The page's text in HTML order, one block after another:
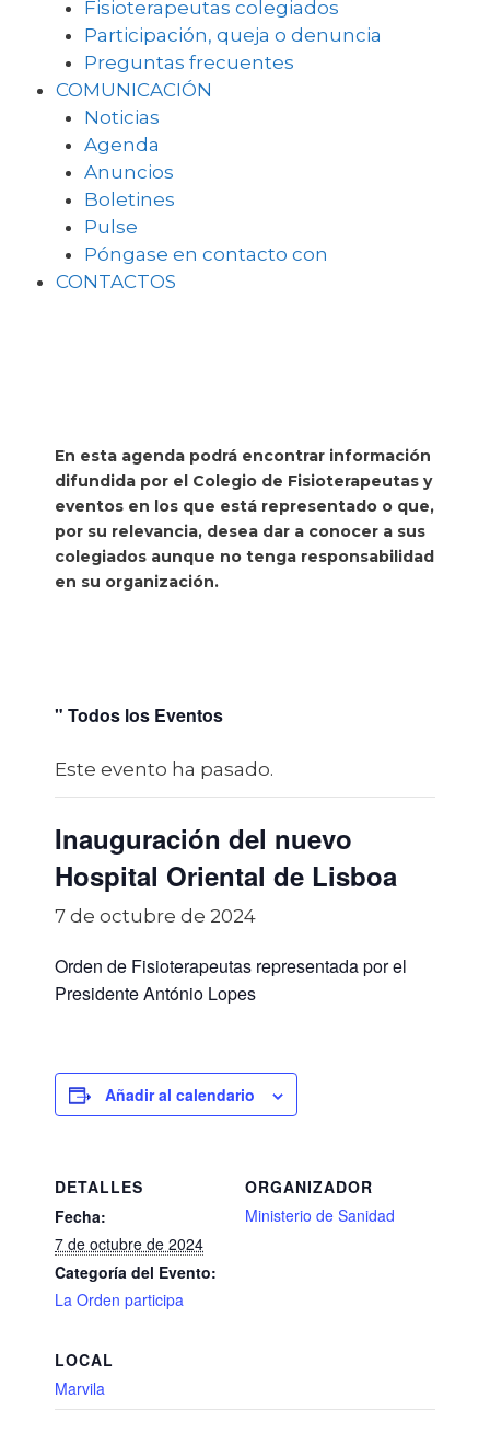
Fisioterapeutas colegiados
Participación, queja o denuncia
Preguntas frecuentes
COMUNICACIÓN
Noticias
Agenda
Anuncios
Boletines
Pulse
Póngase en contacto con
CONTACTOS
En esta agenda podrá encontrar información
difundida por el Colegio de Fisioterapeutas y
eventos en los que está representado o que,
por su relevancia, desea dar a conocer a sus
colegiados aunque no tenga responsabilidad
en su organización.
" Todos los Eventos
Este evento ha pasado.
Inauguración del nuevo
Hospital Oriental de Lisboa
7 de octubre de 2024
Orden de Fisioterapeutas representada por el
Presidente António Lopes
Añadir al calendario
DETALLES
Fecha:
7 de octubre de 2024
Categoría del Evento:
La Orden participa
ORGANIZADOR
Ministerio de Sanidad
LOCAL
Marvila